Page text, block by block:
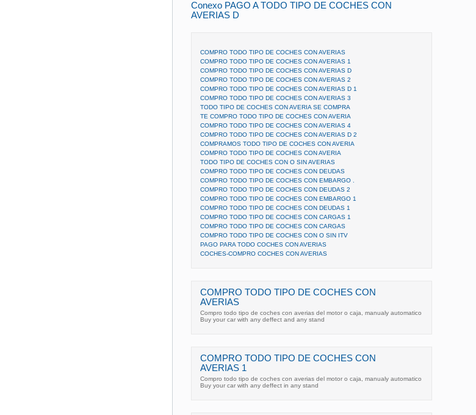
Conexo PAGO A TODO TIPO DE COCHES CON
AVERIAS D
COMPRO TODO TIPO DE COCHES CON AVERIAS
COMPRO TODO TIPO DE COCHES CON AVERIAS 1
COMPRO TODO TIPO DE COCHES CON AVERIAS D
COMPRO TODO TIPO DE COCHES CON AVERIAS 2
COMPRO TODO TIPO DE COCHES CON AVERIAS D 1
COMPRO TODO TIPO DE COCHES CON AVERIAS 3
TODO TIPO DE COCHES CON AVERIA SE COMPRA
TE COMPRO TODO TIPO DE COCHES CON AVERIA
COMPRO TODO TIPO DE COCHES CON AVERIAS 4
COMPRO TODO TIPO DE COCHES CON AVERIAS D 2
COMPRAMOS TODO TIPO DE COCHES CON AVERIA
COMPRO TODO TIPO DE COCHES CON AVERIA
TODO TIPO DE COCHES CON O SIN AVERIAS
COMPRO TODO TIPO DE COCHES CON DEUDAS
COMPRO TODO TIPO DE COCHES CON EMBARGO .
COMPRO TODO TIPO DE COCHES CON DEUDAS 2
COMPRO TODO TIPO DE COCHES CON EMBARGO 1
COMPRO TODO TIPO DE COCHES CON DEUDAS 1
COMPRO TODO TIPO DE COCHES CON CARGAS 1
COMPRO TODO TIPO DE COCHES CON CARGAS
COMPRO TODO TIPO DE COCHES CON O SIN ITV
PAGO PARA TODO COCHES CON AVERIAS
COCHES-COMPRO COCHES CON AVERIAS
COMPRO TODO TIPO DE COCHES CON
AVERIAS
Compro todo tipo de coches con averias del motor o caja, manualy automatico
Buy your car with any deffect and any stand
COMPRO TODO TIPO DE COCHES CON
AVERIAS 1
Compro todo tipo de coches con averias del motor o caja, manualy automatico
Buy your car with any deffect in any stand